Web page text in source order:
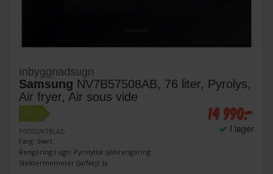
Inbyggnadsugn
Samsung NV7B57508AB, 76 liter, Pyrolys,
Air fryer, Air sous vide
A+
PRODUKTBLAD
Färg: Svart
Rengöring i ugn: Pyrolytisk självrengöring
Stektermometer (Ja/Nej): Ja
14 990:-
I lager